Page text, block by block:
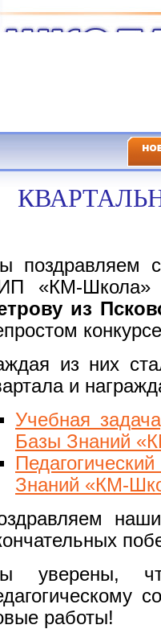
поздравляем
«КМ-
из
из них
и
Учебная
Базы Знаний
Знаний «КМ-
уверены,
работы!